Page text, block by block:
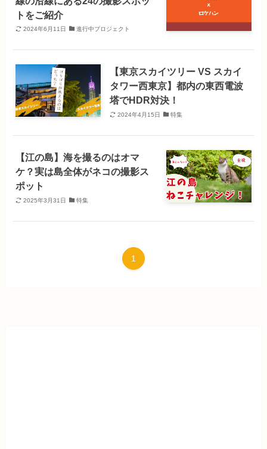
トをご紹介
2024年6月11日 進行中プロジェクト
【東京スカイツリー VS スカイ
タワー西東京】都内の東西電波
塔でHDR対決！
2024年4月15日 特集
【江の島】海を撮るのはオマ
ケ？実は島全体がネコの撮影ス
ポット
2025年3月31日 特集
1